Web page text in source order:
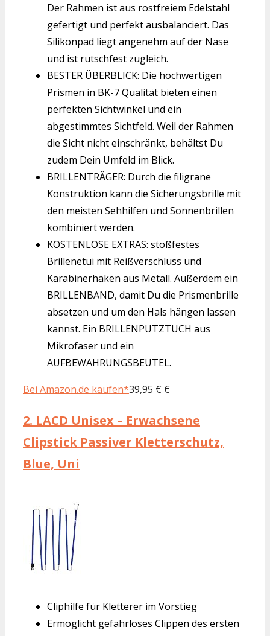
Der Rahmen ist aus rostfreiem Edelstahl
gefertigt und perfekt ausbalanciert. Das
Silikonpad liegt angenehm auf der Nase
und ist rutschfest zugleich.
BESTER ÜBERBLICK: Die hochwertigen
Prismen in BK-7 Qualität bieten einen
perfekten Sichtwinkel und ein
abgestimmtes Sichtfeld. Weil der Rahmen
die Sicht nicht einschränkt, behältst Du
zudem Dein Umfeld im Blick.
BRILLENTRÄGER: Durch die filigrane
Konstruktion kann die Sicherungsbrille mit
den meisten Sehhilfen und Sonnenbrillen
kombiniert werden.
KOSTENLOSE EXTRAS: stoßfestes
Brillenetui mit Reißverschluss und
Karabinerhaken aus Metall. Außerdem ein
BRILLENBAND, damit Du die Prismenbrille
absetzen und um den Hals hängen lassen
kannst. Ein BRILLENPUTZTUCH aus
Mikrofaser und ein
AUFBEWAHRUNGSBEUTEL.
Bei Amazon.de kaufen*39,95 € €
2. LACD Unisex – Erwachsene
Clipstick Passiver Kletterschutz,
Blue, Uni
Cliphilfe für Kletterer im Vorstieg
Ermöglicht gefahrloses Clippen des ersten